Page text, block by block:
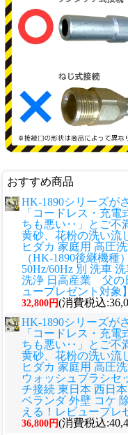
おすすめ商品
HK-1890シリーズが
「コードレス・充
ちも悪い‥」とご不
黄砂、花粉の洗い流
ヒダカ 家庭用 高圧
（HK-1890後継機
50Hz/60Hz 別 洗車
洗浄 日高産業 父の
ュープレゼント対象】
32,800円(消費税込
HK-1890シリーズが
「コードレス・充
ちも悪い‥」とご不
黄砂、花粉の洗い流
ヒダカ 家庭用 高圧
ウォッシュブラシセ
チ接続 東日本 西日
ベランダ 外壁 コケ
える！レビュープレ
36,800円(消費税込